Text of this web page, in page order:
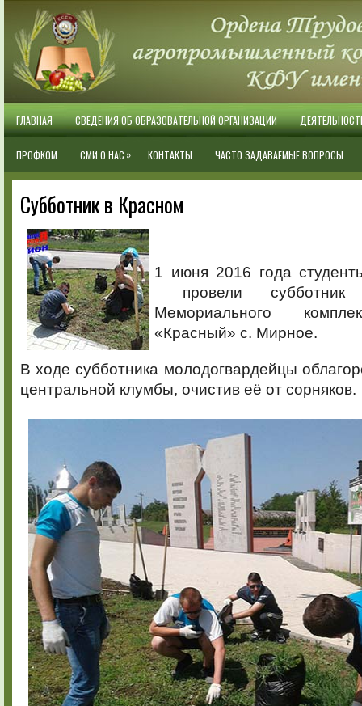
ГЛАВНАЯ СВЕДЕНИЯ ОБ ОБРАЗОВАТЕЛЬНОЙ ОРГАНИЗАЦИИ
ПРОФКОМ СМИ О НАС » КОНТАКТЫ ЧАСТО ЗАДАВАЕМЫЕ ВОПРОСЫ
Субботник в Красном
1 июня 2016 года
провели субботник
Мемориального
«Красный» c. Мирное.
В ходе субботника молодогвардейцы
центральной клумбы, очистив её от сорняков.